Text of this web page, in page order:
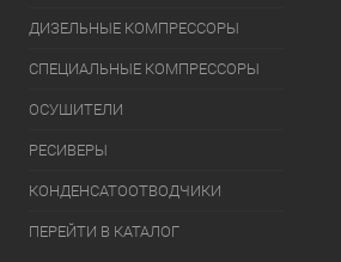
ДИЗЕЛЬНЫЕ КОМПРЕССОРЫ
СПЕЦИАЛЬНЫЕ КОМПРЕССОРЫ
ОСУШИТЕЛИ
РЕСИВЕРЫ
КОНДЕНСАТООТВОДЧИКИ
ПЕРЕЙТИ В КАТАЛОГ